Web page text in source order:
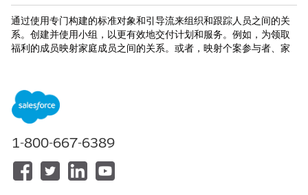
通过使用专门构建的标准对象和引导流来组织和跟踪人员之间的关
系。创建并使用小组，以更有效地交付计划和服务。例如，为领取
福利的成员映射家庭成员之间的关系。或者，映射个案参与者、家
另请参阅：
小组成员和家庭
本文章是否解决您的问题？
1-800-667-6389